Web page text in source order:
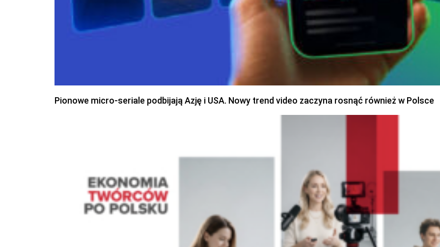
Pionowe micro-seriale podbijają Azję i USA. Nowy trend video zaczyna rosnąć również w Polsce